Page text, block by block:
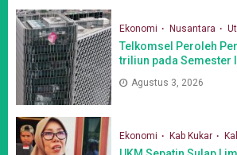
Ekonomi Nusantara
Telkomsel Peroleh
triliun pada Semester
Agustus 3, 2026
Ekonomi Kab Kukar